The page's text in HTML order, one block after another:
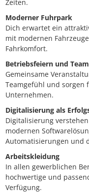
Zeiten.
Moderner Fuhrpark
Dich erwartet ein
mit modernen
Fahrkomfort.
Betriebsfeiern und
Gemeinsame
Teamgefühl und sorgen
Unternehmen.
Digitalisierung als
Digitalisierung
modernen
Automatisierungen und
Arbeitskleidung
In allen gewerblichen
hochwertige und
Verfügung.